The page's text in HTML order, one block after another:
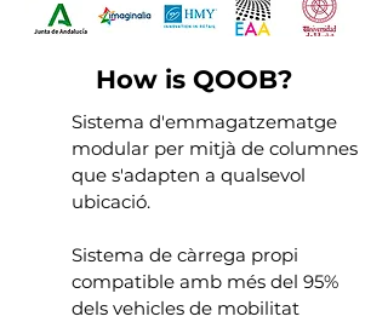
How is QOOB?
Sistema d'emmagatzematge
modular per mitjà de columnes
que s'adapten a qualsevol
ubicació.
Sistema de càrrega propi
compatible amb més del 95%
dels vehicles de mobilitat